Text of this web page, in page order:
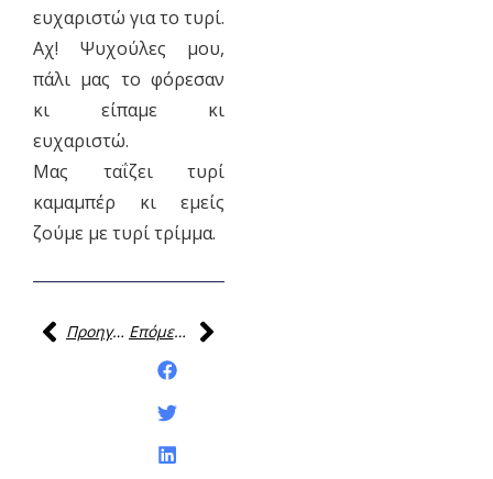
ευχαριστώ για το τυρί.
Αχ! Ψυχούλες μου,
πάλι μας το φόρεσαν
κι είπαμε κι
ευχαριστώ.
Μας ταΐζει τυρί
καμαμπέρ κι εμείς
ζούμε με τυρί τρίμμα.
Προηγούμενη
Επόμενη